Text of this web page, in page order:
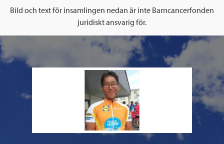
Bild och text för insamlingen nedan är inte Barncancerfonden
juridiskt ansvarig för.